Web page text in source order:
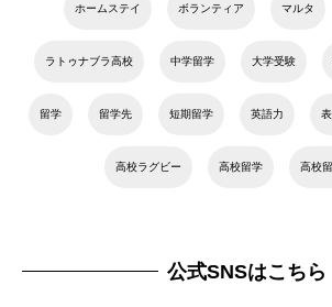
ホームステイ ボランティア マルタ
ラトゥナブラ高校 中学留学 大学受験
留学 留学先 短期留学 英語力
高校ラグビー 高校留学 高校
公式SNSはこちら